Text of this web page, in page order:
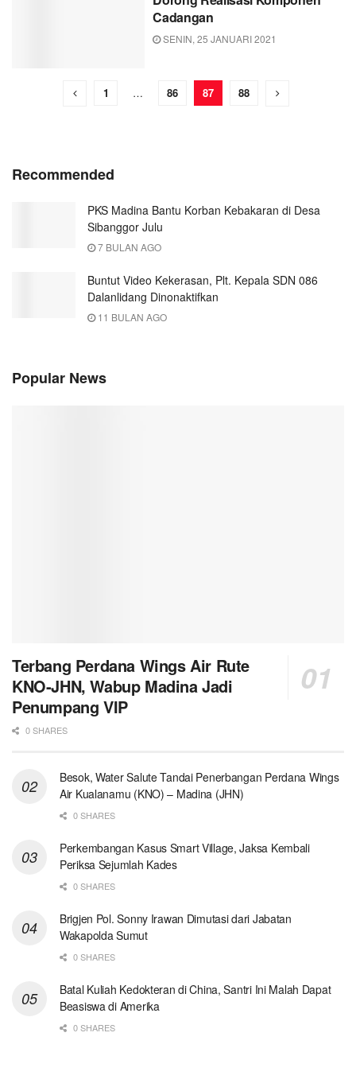
Cadangan
SENIN, 25 JANUARI 2021
1 … 86 87 88
Recommended
PKS Madina Bantu Korban Kebakaran di Desa
Sibanggor Julu
7 BULAN AGO
Buntut Video Kekerasan, Plt. Kepala SDN 086
Dalanlidang Dinonaktifkan
11 BULAN AGO
Popular News
Terbang Perdana Wings Air Rute
KNO-JHN, Wabup Madina Jadi
Penumpang VIP
0 SHARES
Besok, Water Salute Tandai Penerbangan Perdana Wings
Air Kualanamu (KNO) – Madina (JHN)
0 SHARES
Perkembangan Kasus Smart Village, Jaksa Kembali
Periksa Sejumlah Kades
0 SHARES
Brigjen Pol. Sonny Irawan Dimutasi dari Jabatan
Wakapolda Sumut
0 SHARES
Batal Kuliah Kedokteran di China, Santri Ini Malah Dapat
Beasiswa di Amerika
0 SHARES